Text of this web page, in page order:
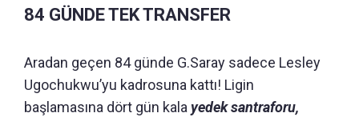
84 GÜNDE TEK TRANSFER
Aradan geçen 84 günde G.Saray sadece Lesley
Ugochukwu’yu kadrosuna kattı! Ligin
başlamasına dört gün kalayedek santraforu,